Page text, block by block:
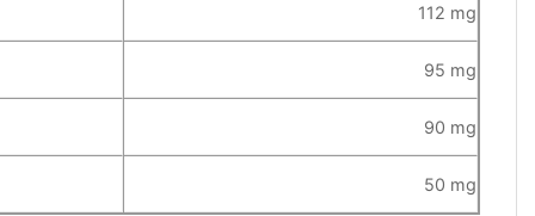
112 mg
95 mg
90 mg
50 mg